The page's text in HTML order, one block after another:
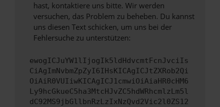
hast, kontaktiere uns bitte. Wir werden
versuchen, das Problem zu beheben. Du kannst
uns diesen Text schicken, um uns bei der
Fehlersuche zu unterstützen:
ewogICJuYW1lIjogIk5ldHdvcmtFcnJvciIs
CiAgImNvbmZpZyI6IHsKICAgICJtZXRob2Qi
OiAiR0VUIiwKICAgICJ1cmwiOiAiaHR0cHM6
Ly9hcGkueC5ha3MtcHJvZC5hdWRhcmlzLm5l
dC92MS9jbGllbnRzLzIxNzQvd2Vic2l0ZS12